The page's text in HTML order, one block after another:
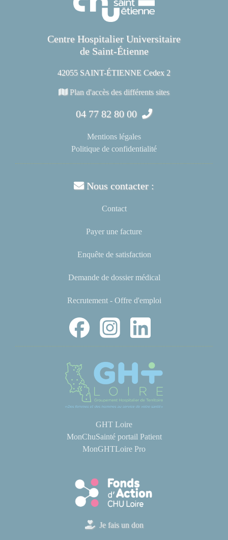
Centre Hospitalier Universitaire
de Saint-Étienne
42055 SAINT-ÉTIENNE Cedex 2
Plan d'accès des différents sites
04 77 82 80 00
Mentions légales
Politique de confidentialité
Nous contacter :
Contact
Payer une facture
Enquête de satisfaction
Demande de dossier médical
Recrutement - Offre d'emploi
GHT Loire
MonChuSainté portail Patient
MonGHTLoire Pro
Je fais un don